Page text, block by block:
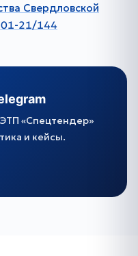
Свердловской
21/144
«Спецтендер»
и кейсы.